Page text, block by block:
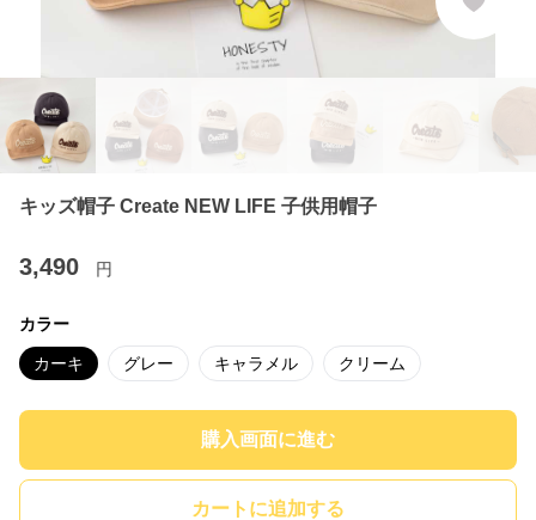
キッズ帽子 Create NEW LIFE 子供用帽子
3,490 円
カラー
カーキ グレー キャラメル クリーム
購入画面に進む
カートに追加する